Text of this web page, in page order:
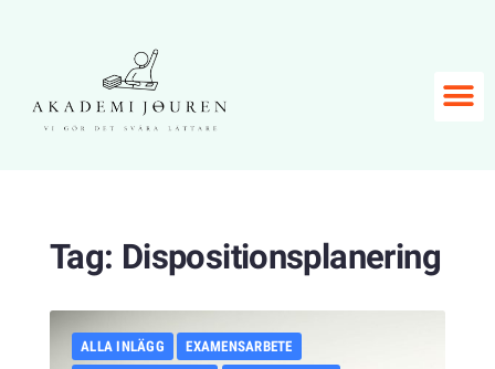
Tag: Dispositionsplanering
ALLA INLÄGG
EXAMENSARBETE